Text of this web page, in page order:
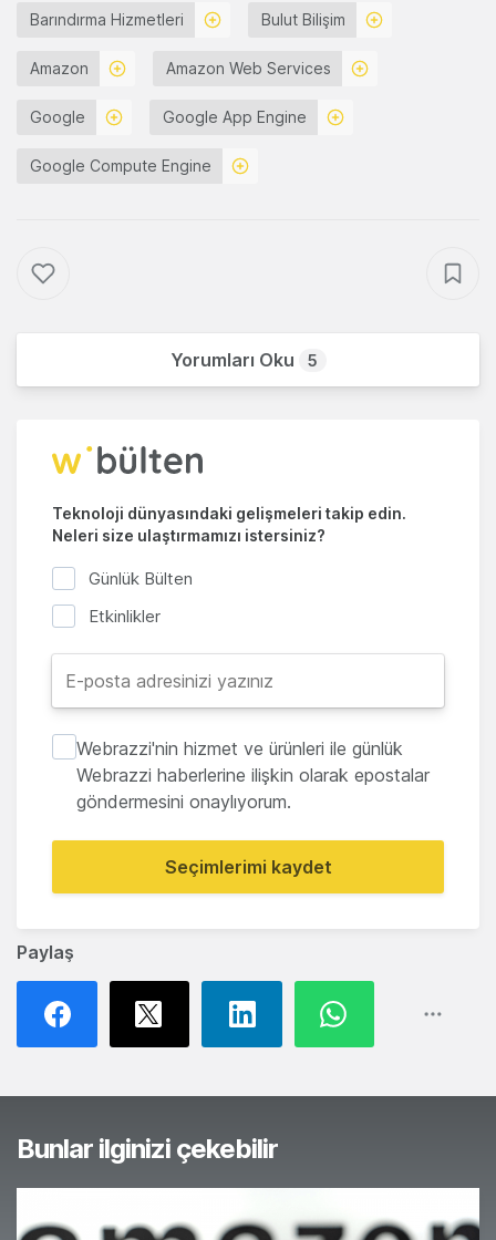
Paylaş
Barındırma Hizmetleri Bulut Bilişim
Amazon Amazon Web Services
Google Google App Engine
Google Compute Engine
Yorumları Oku 5
Teknoloji dünyasındaki gelişmeleri takip edin.
Neleri size ulaştırmamızı istersiniz?
Günlük Bülten
Etkinlikler
Webrazzi'nin hizmet ve ürünleri ile günlük
Webrazzi haberlerine ilişkin olarak epostalar
göndermesini onaylıyorum.
Seçimlerimi kaydet
Bunlar ilginizi çekebilir